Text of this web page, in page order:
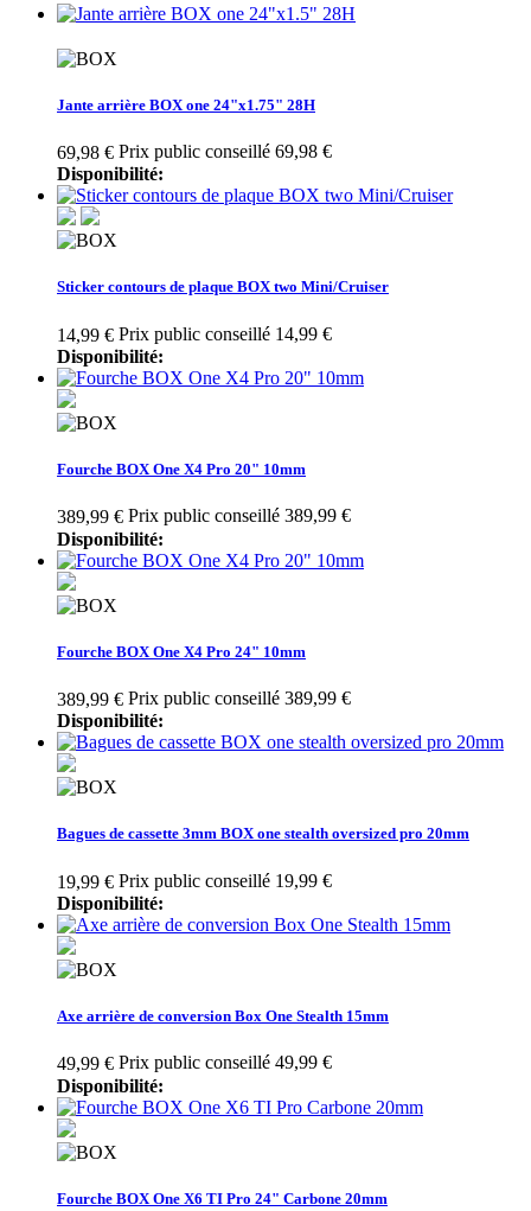
Jante arrière BOX one 24"x1.75" 28H
69,98 € Prix public conseillé 69,98 €
Disponibilité:
Sticker contours de plaque BOX two Mini/Cruiser
14,99 € Prix public conseillé 14,99 €
Disponibilité:
Fourche BOX One X4 Pro 20" 10mm
389,99 € Prix public conseillé 389,99 €
Disponibilité:
Fourche BOX One X4 Pro 24" 10mm
389,99 € Prix public conseillé 389,99 €
Disponibilité:
Bagues de cassette 3mm BOX one stealth oversized pro 20mm
19,99 € Prix public conseillé 19,99 €
Disponibilité:
Axe arrière de conversion Box One Stealth 15mm
49,99 € Prix public conseillé 49,99 €
Disponibilité:
Fourche BOX One X6 TI Pro 24" Carbone 20mm